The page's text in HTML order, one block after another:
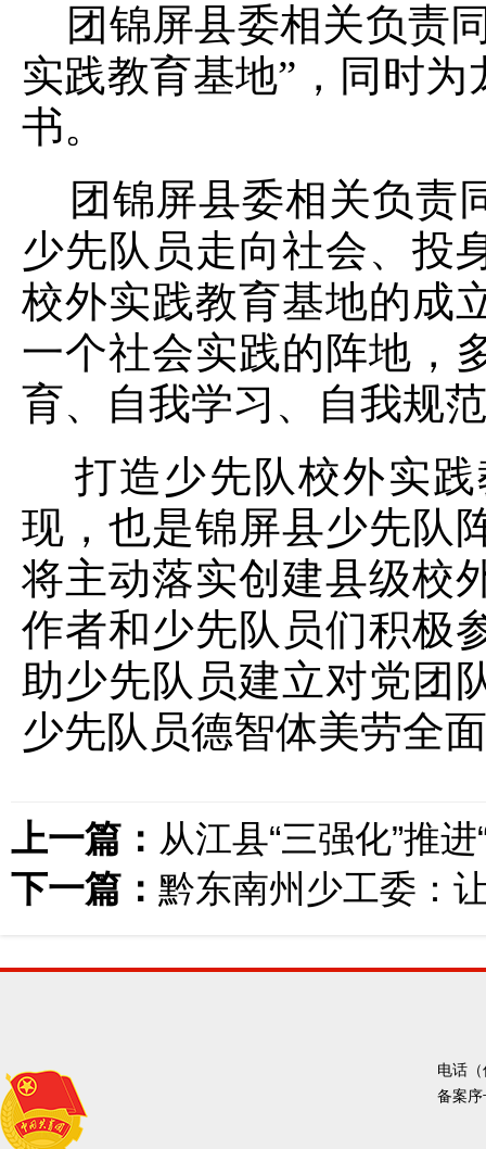
团锦屏县委相关负责
实践教育基地”，同时
书。
团锦屏县委相关负责
少先队员走向社会、投
校外实践教育基地的成
一个社会实践的阵地，
育、自我学习、自我规
打造少先队校外实践
现，也是锦屏县少先队
将主动落实创建县级校
作者和少先队员们积极
助少先队员建立对党团
少先队员德智体美劳全
上一篇： 从江县“三强化”推
下一篇： 黔东南州少工委：
电话
备案序